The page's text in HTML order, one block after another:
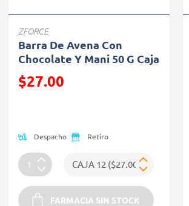
ZFORCE
Barra De Avena Con
Chocolate Y Mani 50 G Caja
Precio reducido de
$27.00
Despacho Retiro
FARMACIA SIN STOCK